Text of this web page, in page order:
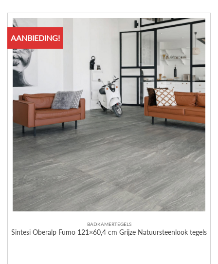
AANBIEDING!
BADKAMERTEGELS
Sintesi Oberalp Fumo 121×60,4 cm Grijze Natuursteenlook tegels